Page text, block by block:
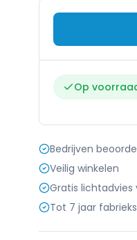
Op
Bedrijven
Veilig winkelen
Gratis
Tot 7 jaar